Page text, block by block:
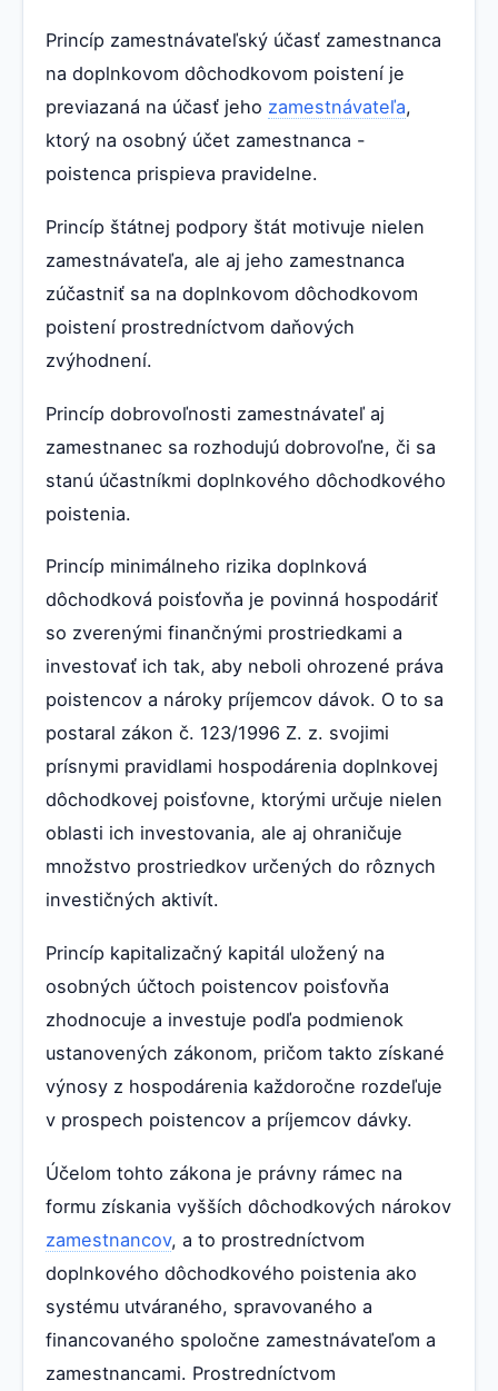
Princíp zamestnávateľský účasť zamestnanca
na doplnkovom dôchodkovom poistení je
previazaná na účasť jeho zamestnávateľa,
ktorý na osobný účet zamestnanca -
poistenca prispieva pravidelne.
Princíp štátnej podpory štát motivuje nielen
zamestnávateľa, ale aj jeho zamestnanca
zúčastniť sa na doplnkovom dôchodkovom
poistení prostredníctvom daňových
zvýhodnení.
Princíp dobrovoľnosti zamestnávateľ aj
zamestnanec sa rozhodujú dobrovoľne, či sa
stanú účastníkmi doplnkového dôchodkového
poistenia.
Princíp minimálneho rizika doplnková
dôchodková poisťovňa je povinná hospodáriť
so zverenými finančnými prostriedkami a
investovať ich tak, aby neboli ohrozené práva
poistencov a nároky príjemcov dávok. O to sa
postaral zákon č. 123/1996 Z. z. svojimi
prísnymi pravidlami hospodárenia doplnkovej
dôchodkovej poisťovne, ktorými určuje nielen
oblasti ich investovania, ale aj ohraničuje
množstvo prostriedkov určených do rôznych
investičných aktivít.
Princíp kapitalizačný kapitál uložený na
osobných účtoch poistencov poisťovňa
zhodnocuje a investuje podľa podmienok
ustanovených zákonom, pričom takto získané
výnosy z hospodárenia každoročne rozdeľuje
v prospech poistencov a príjemcov dávky.
Účelom tohto zákona je právny rámec na
formu získania vyšších dôchodkových nárokov
zamestnancov, a to prostredníctvom
doplnkového dôchodkového poistenia ako
systému utváraného, spravovaného a
financovaného spoločne zamestnávateľom a
zamestnancami. Prostredníctvom